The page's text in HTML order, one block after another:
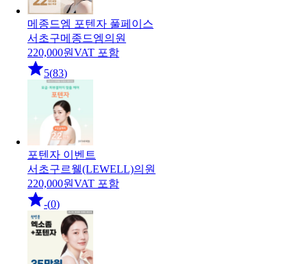
메종드엠 포텐자 풀페이스
서초구메종드엠의원
220,000원VAT 포함
5(83)
포텐자 이벤트
서초구르웰(LEWELL)의원
220,000원VAT 포함
-(0)